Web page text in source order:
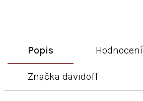
Popis Hodnocení
Značka davidoff